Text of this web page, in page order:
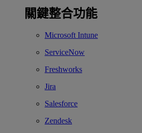
關鍵整合功能
Microsoft Intune
ServiceNow
Freshworks
Jira
Salesforce
Zendesk